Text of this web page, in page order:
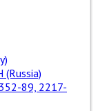
(Russia)
89, 2217-